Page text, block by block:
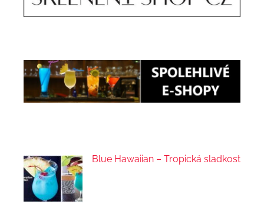
Blue Hawaiian – Tropická sladkost